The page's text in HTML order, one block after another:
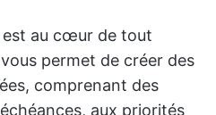
est au cœur de tout
permet de créer des
comprenant des
aux priorités